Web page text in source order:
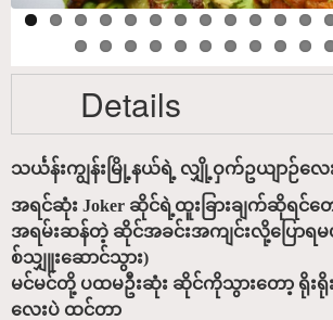
Details
သင်္ယန်းကျွန်းမြို့နယ်ရဲ့ လျှို့ဝှက်ဥယျာဉ်လေး
အရင်ဆုံး Joker ဆိုင်ရဲ့ထူးခြားချက်ဆိုရင်တေ
အရမ်းဆန်တဲ့ ဆိုင်အခင်းအကျင်းလို့ပြောရ
စ်သျှူးဆောင်သွား)
မင်မင်တို့ ပထမဦးဆုံး ဆိုင်ကိုသွားတော့ ရိုးရို
လေးပဲ ထင်တာ